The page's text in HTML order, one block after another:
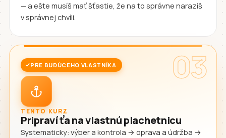
— a ešte musíš mať šťastie, že na to správne narazíš
v správnej chvíli.
03
PRE BUDÚCEHO VLASTNÍKA
TENTO KURZ
Pripraví ťa na vlastnú plachetnicu
Systematicky: výber a kontrola → oprava a údržba →